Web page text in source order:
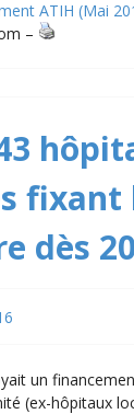
ATIH (Mai
–
dès
un
(ex-hôpitaux